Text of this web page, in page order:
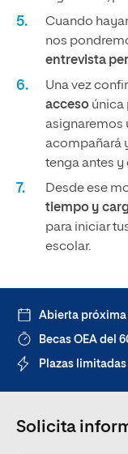
Cuando
nos
entrevista
Una vez
acceso única
asignaremos
acompañará
tenga antes y
Desde ese
tiempo y
para iniciar
escolar.
Abierta
Becas OEA del
Plazas limitadas
Solicita